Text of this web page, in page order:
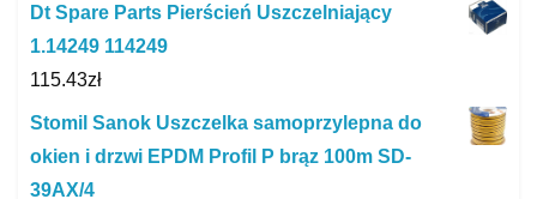
Dt Spare Parts Pierścień Uszczelniający
1.14249 114249
115.43zł
Stomil Sanok Uszczelka samoprzylepna do
okien i drzwi EPDM Profil P brąz 100m SD-
39AX/4